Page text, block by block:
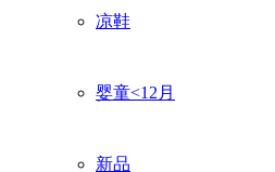
凉鞋
婴童<12月
新品